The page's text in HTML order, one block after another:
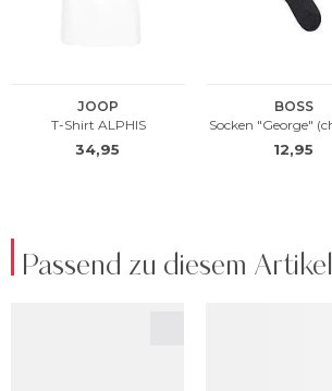
Passend zu diesem Artikel